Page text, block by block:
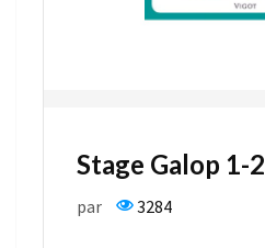
Stage Galop 1-2
par 3284